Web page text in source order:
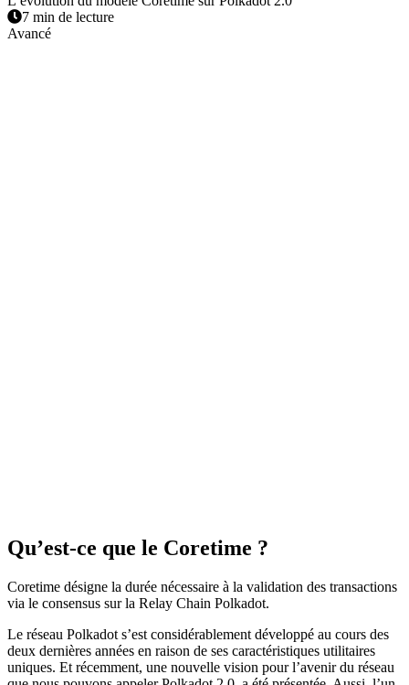
7 min de lecture
Avancé
Qu’est-ce que le Coretime ?
Coretime désigne la durée nécessaire à la validation des transactions
via le consensus sur la Relay Chain Polkadot.
Le réseau Polkadot s’est considérablement développé au cours des
deux dernières années en raison de ses caractéristiques utilitaires
uniques. Et récemment, une nouvelle vision pour l’avenir du réseau